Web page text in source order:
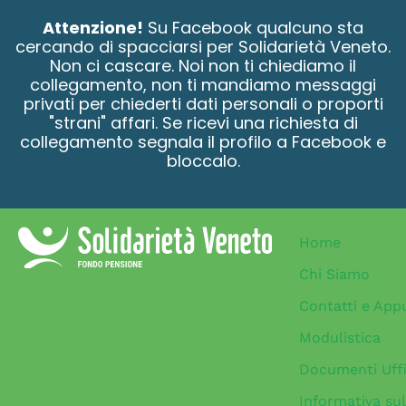
Attenzione! Su Facebook qualcuno sta
cercando di spacciarsi per Solidarietà Veneto.
Non ci cascare. Noi non ti chiediamo il
collegamento, non ti mandiamo messaggi
privati per chiederti dati personali o proporti
"strani" affari. Se ricevi una richiesta di
collegamento segnala il profilo a Facebook e
bloccalo.
Home
Chi Siamo
Contatti e
Modulistica
Documenti
Informativa